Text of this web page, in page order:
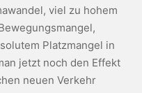
viel zu hohem
Platzmangel in
jetzt noch den Effekt
neuen Verkehr